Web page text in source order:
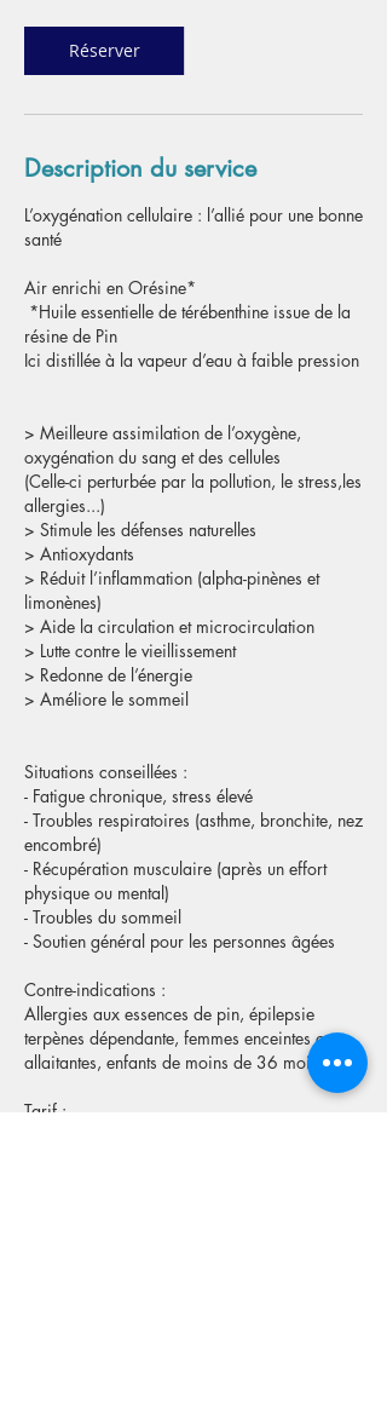
i
n
Réserver
Description du service
L’oxygénation cellulaire : l’allié pour une bonne
santé
Air enrichi en Orésine*
*Huile essentielle de térébenthine issue de la
résine de Pin
Ici distillée à la vapeur d’eau à faible pression
> Meilleure assimilation de l’oxygène,
oxygénation du sang et des cellules
(Celle-ci perturbée par la pollution, le stress,les
allergies...)
> Stimule les défenses naturelles
> Antioxydants
> Réduit l’inflammation (alpha-pinènes et
limonènes)
> Aide la circulation et microcirculation
> Lutte contre le vieillissement
> Redonne de l’énergie
> Améliore le sommeil
Situations conseillées :
- Fatigue chronique, stress élevé
- Troubles respiratoires (asthme, bronchite, nez
encombré)
- Récupération musculaire (après un effort
physique ou mental)
- Troubles du sommeil
- Soutien général pour les personnes âgées
Contre-indications :
Allergies aux essences de pin, épilepsie
terpènes dépendante, femmes enceintes ou
allaitantes, enfants de moins de 36 mois.
Tarif :